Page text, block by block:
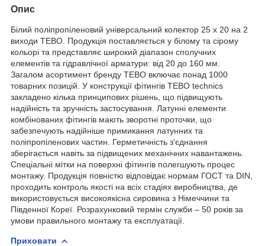
Опис
Білий поліпропіленовий універсальний колектор 25 х 20 на 2
виходи TEBO. Продукція поставляється у білому та сірому
кольорі та представляє широкий діапазон сполучних
елементів та гідравлічної арматури: від 20 до 160 мм.
Загалом асортимент бренду ТЕВО включає понад 1000
товарних позицій. У конструкції фітингів ТЕВО technics
закладено кілька принципових рішень, що підвищують
надійність та зручність застосування. Латунні елементи
комбінованих фітингів мають зворотні проточки, що
забезпечують надійніше примикання латунних та
поліпропіленових частин. Герметичність з'єднання
зберігається навіть за підвищених механічних навантажень.
Спеціальні мітки на поверхні фітингів полегшують процес
монтажу. Продукція повністю відповідає нормам ГОСТ та DIN,
проходить контроль якості на всіх стадіях виробництва, де
використовується високоякісна сировина з Німеччини та
Південної Кореї. Розрахунковий термін служби – 50 років за
умови правильного монтажу та експлуатації.
Приховати